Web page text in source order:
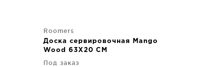
Roomers
Доска сервировочная Mango
Wood 63X20 CM
Под заказ